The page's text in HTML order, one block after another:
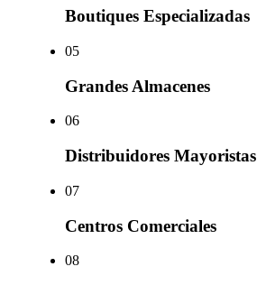
Boutiques Especializadas
05
Grandes Almacenes
06
Distribuidores Mayoristas
07
Centros Comerciales
08